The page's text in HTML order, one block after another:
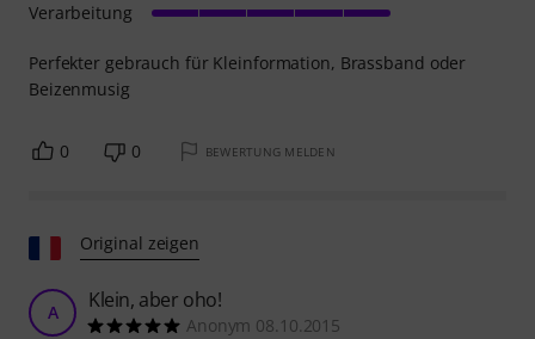
Perfekter gebrauch für Kleinformation, Brassband oder
Beizenmusig
Verarbeitung
0 0 BEWERTUNG MELDEN
Original zeigen
A Klein, aber oho!
Anonym 08.10.2015